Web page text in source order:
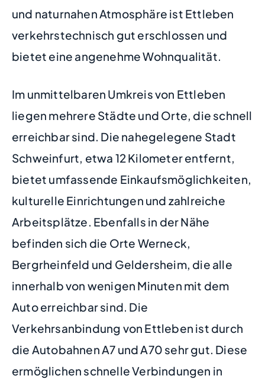
und naturnahen Atmosphäre ist Ettleben
verkehrstechnisch gut erschlossen und
bietet eine angenehme Wohnqualität.
Im unmittelbaren Umkreis von Ettleben
liegen mehrere Städte und Orte, die schnell
erreichbar sind. Die nahegelegene Stadt
Schweinfurt, etwa 12 Kilometer entfernt,
bietet umfassende Einkaufsmöglichkeiten,
kulturelle Einrichtungen und zahlreiche
Arbeitsplätze. Ebenfalls in der Nähe
befinden sich die Orte Werneck,
Bergrheinfeld und Geldersheim, die alle
innerhalb von wenigen Minuten mit dem
Auto erreichbar sind. Die
Verkehrsanbindung von Ettleben ist durch
die Autobahnen A7 und A70 sehr gut. Diese
ermöglichen schnelle Verbindungen in